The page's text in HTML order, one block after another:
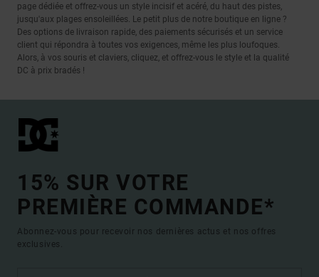
page dédiée et offrez-vous un style incisif et acéré, du haut des pistes,
jusqu'aux plages ensoleillées. Le petit plus de notre boutique en ligne ?
Des options de livraison rapide, des paiements sécurisés et un service
client qui répondra à toutes vos exigences, même les plus loufoques.
Alors, à vos souris et claviers, cliquez, et offrez-vous le style et la qualité
DC à prix bradés !
15% SUR VOTRE
PREMIÈRE COMMANDE*
Abonnez-vous pour recevoir nos dernières actus et nos offres
exclusives.